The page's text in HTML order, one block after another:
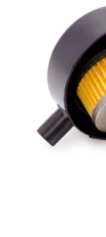
Сальник
Крышка статора
Болт (N000-019-
Шайба (N000-
Крыльчатка
D200хd24 (12
Кожух защитный